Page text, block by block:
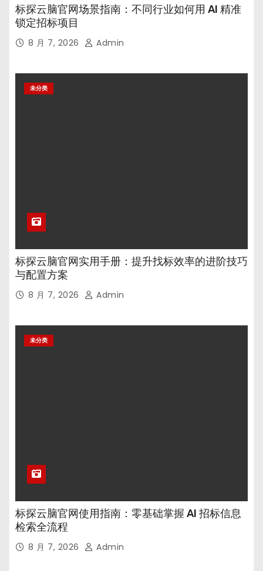
标探云脑官网场景指南：不同行业如何用 AI 精准
锁定招标项目
8 月 7, 2026 Admin
未分类
标探云脑官网实用手册：提升找标效率的进阶技巧
与配置方案
8 月 7, 2026 Admin
未分类
标探云脑官网使用指南：零基础掌握 AI 招标信息
检索全流程
8 月 7, 2026 Admin